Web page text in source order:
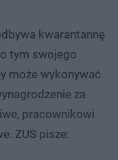
kwarantannę
tym swojego
może wykonywać
za
pracownikowi
ZUS pisze: